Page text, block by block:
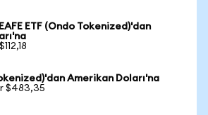
ETF (Ondo Tokenized)'dan
Amerikan Doları'na
$483,35